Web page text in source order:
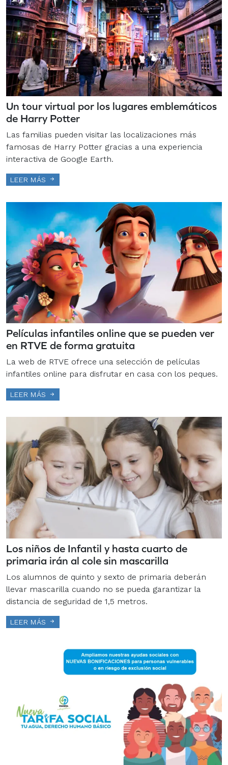
Un tour virtual por los lugares emblemáticos
de Harry Potter
Las familias pueden visitar las localizaciones más
famosas de Harry Potter gracias a una experiencia
interactiva de Google Earth.
LEER MÁS
Películas infantiles online que se pueden ver
en RTVE de forma gratuita
La web de RTVE ofrece una selección de películas
infantiles online para disfrutar en casa con los peques.
LEER MÁS
Los niños de Infantil y hasta cuarto de
primaria irán al cole sin mascarilla
Los alumnos de quinto y sexto de primaria deberán
llevar mascarilla cuando no se pueda garantizar la
distancia de seguridad de 1,5 metros.
LEER MÁS